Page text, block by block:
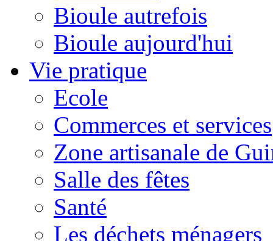
Bioule autrefois
Bioule aujourd'hui
Vie pratique
Ecole
Commerces et services
Zone artisanale de
Salle des fêtes
Santé
Les déchets ménagers